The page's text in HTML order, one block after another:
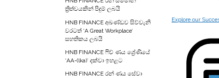
ත්‍රිත්වයකින් පිදුම් ලබයි
HNB FINANCE අඛණ්ඩව සිව්වැනි
වරටත් ‘A Great Workplace’
සහතිකය ලබයි
HNB FINANCE ෆිච් ණය ශ්‍රේණියේ
‘AA-(lka)’ දක්වා ඉහළට
HNB FINANCE රන් ණය සේවා
Explore our